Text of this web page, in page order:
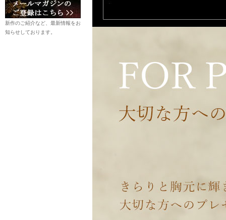
新作のご紹介など、最新情報をお
知らせしております。